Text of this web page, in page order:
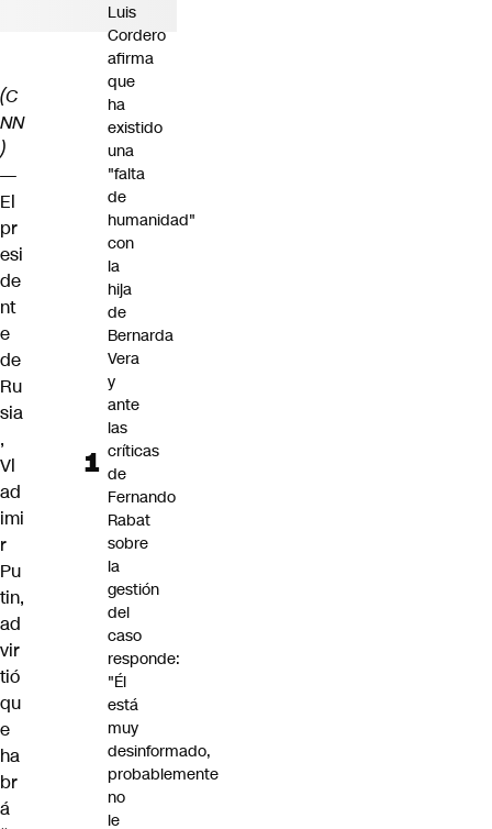
(C
NN
)
—
El
pr
esi
de
nt
e
de
Ru
sia
,
Vl
ad
imi
r
Pu
tin,
ad
vir
tió
qu
e
ha
br
á
Luis
Cordero
afirma
que
ha
existido
una
"falta
de
humanidad"
con
la
hija
de
Bernarda
Vera
y
ante
las
críticas
de
Fernando
Rabat
sobre
la
gestión
del
caso
responde:
"Él
está
muy
desinformado,
probablemente
no
le